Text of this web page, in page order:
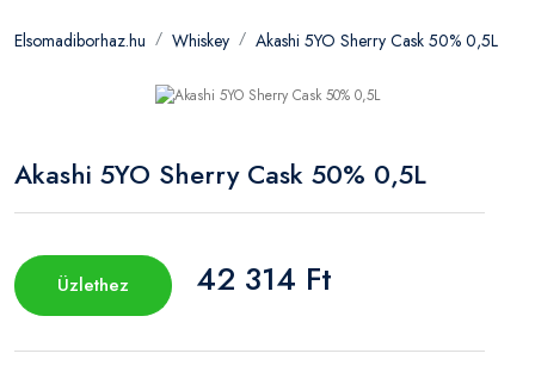
Elsomadiborhaz.hu Whiskey Akashi 5YO Sherry Cask 50% 0,5L
Akashi 5YO Sherry Cask 50% 0,5L
Üzlethez 42 314 Ft